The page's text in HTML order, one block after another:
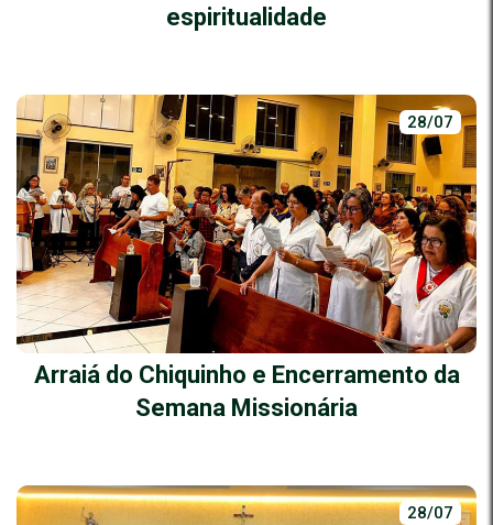
espiritualidade
28/07
Arraiá do Chiquinho e Encerramento da
Semana Missionária
28/07